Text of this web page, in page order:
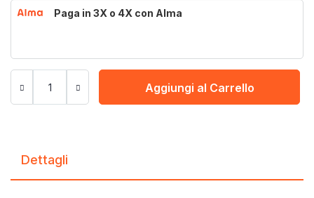
Paga in 3X o 4X con Alma
Aggiungi al Carrello
Dettagli